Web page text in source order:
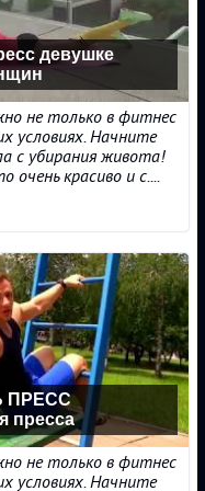
девушке
не только в фитнес
условиях. Начните
с убирания живота!
красиво и с....
ПРЕСС
пресса
не только в фитнес
условиях. Начните